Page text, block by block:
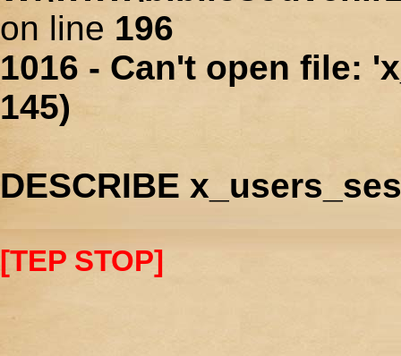
on line 196
1016 - Can't open file:
145)
DESCRIBE
[TEP STOP]